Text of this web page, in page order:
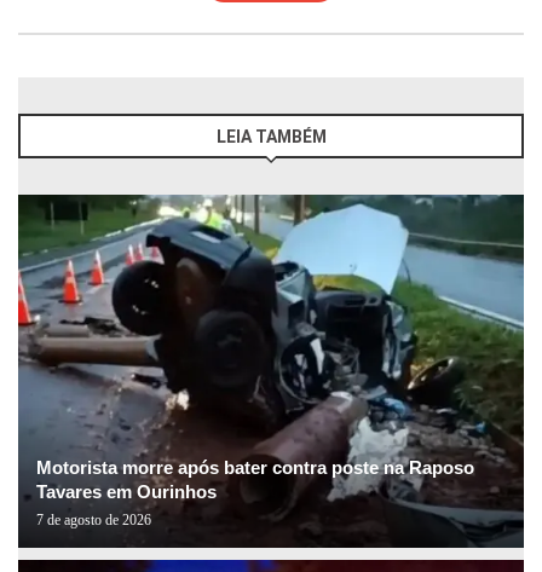
LEIA TAMBÉM
Motorista morre após bater contra poste na Raposo
Tavares em Ourinhos
7 de agosto de 2026